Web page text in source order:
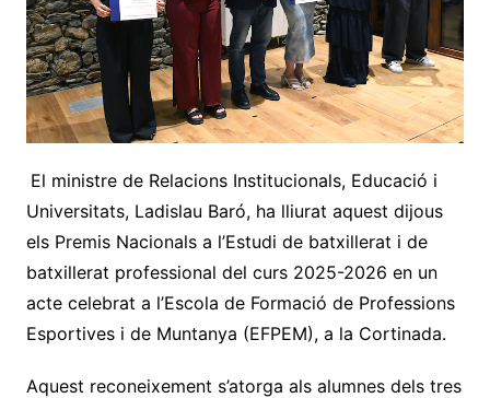
El ministre de Relacions Institucionals, Educació i
Universitats, Ladislau Baró, ha lliurat aquest dijous
els Premis Nacionals a l’Estudi de batxillerat i de
batxillerat professional del curs 2025-2026 en un
acte celebrat a l’Escola de Formació de Professions
Esportives i de Muntanya (EFPEM), a la Cortinada.
Aquest reconeixement s’atorga als alumnes dels tres